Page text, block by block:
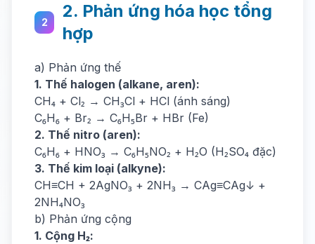
2
2. Phản ứng hóa học tổng
hợp
a) Phản ứng thế
1. Thế halogen (alkane, aren):
CH₄ + Cl₂ → CH₃Cl + HCl (ánh sáng)
C₆H₆ + Br₂ → C₆H₅Br + HBr (Fe)
2. Thế nitro (aren):
C₆H₆ + HNO₃ → C₆H₅NO₂ + H₂O (H₂SO₄ đặc)
3. Thế kim loại (alkyne):
CH≡CH + 2AgNO₃ + 2NH₃ → CAg≡CAg↓ +
2NH₄NO₃
b) Phản ứng cộng
1. Cộng H₂: